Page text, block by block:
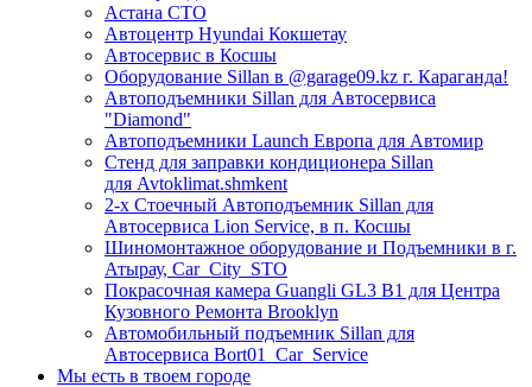
Астана СТО
Автоцентр Hyundai Кокшетау
Автосервис в Косшы
Оборудование Sillan в @garage09.kz г. Караганда!
Автоподъемники Sillan для Автосервиса
"Diamond"
Автоподъемники Launch Европа для Автомир
Стенд для заправки кондиционера Sillan
для Avtoklimat.shmkent
2-х Стоечный Автоподъемник Sillan для
Автосервиса Lion Service, в п. Косшы
Шиномонтажное оборудование и Подъемники в г.
Атырау, Car_City_STO
Покрасочная камера Guangli GL3 B1 для Центра
Кузовного Ремонта Brooklyn
Автомобильный подъемник Sillan для
Автосервиса Bort01_Car_Service
Мы есть в твоем городе